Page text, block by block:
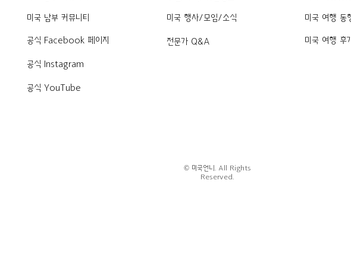
미국 남부 커뮤니티
공식 Facebook 페이지
공식 Instagram
공식 YouTube
미국 행사/모임/소식
전문가 Q&A
미국 여행 동
미국 여행 후기
© 미국언니. All Rights
Reserved.